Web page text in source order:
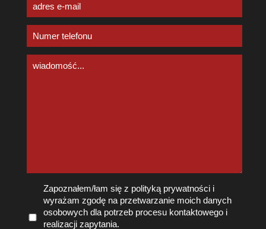
Zapoznałem/łam się z polityką prywatności i
wyrażam zgodę na przetwarzanie moich danych
osobowych dla potrzeb procesu kontaktowego i
realizacji zapytania.